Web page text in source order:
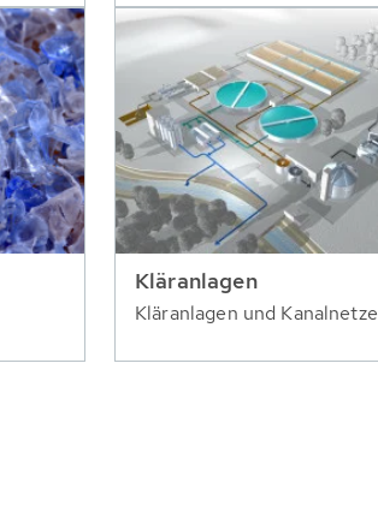
Kläranlagen
Kläranlagen und Kanalnetze